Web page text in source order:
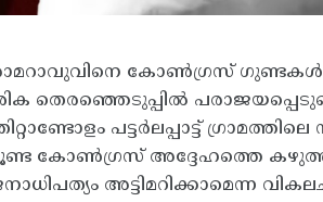
കോൺഗ്രസ്
തെരഞ്ഞെടുപ്പിൽ
പട്ടർലപ്പാട്ട്
കോൺഗ്രസ് അദ്ദേഹത്തെ
അട്ടിമറിക്കാമെന്ന